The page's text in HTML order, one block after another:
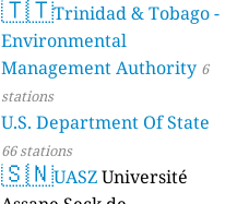
🇹🇹Trinidad & Tobago -
Environmental
Management Authority 6
stations
U.S. Department Of State
66 stations
🇸🇳UASZUniversité